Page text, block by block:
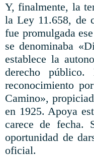
Y, finalmente, la
la Ley 11.658, de
fue promulgada
se denominaba
establece la
derecho
reconocimiento
Camino»,
en 1925. Apoya
carece de fecha.
oportunidad de
oficial.